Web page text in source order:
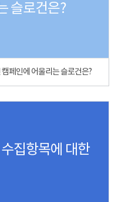
슬로건은?
페인에 어울리는 슬로건은?
집항목에 대한